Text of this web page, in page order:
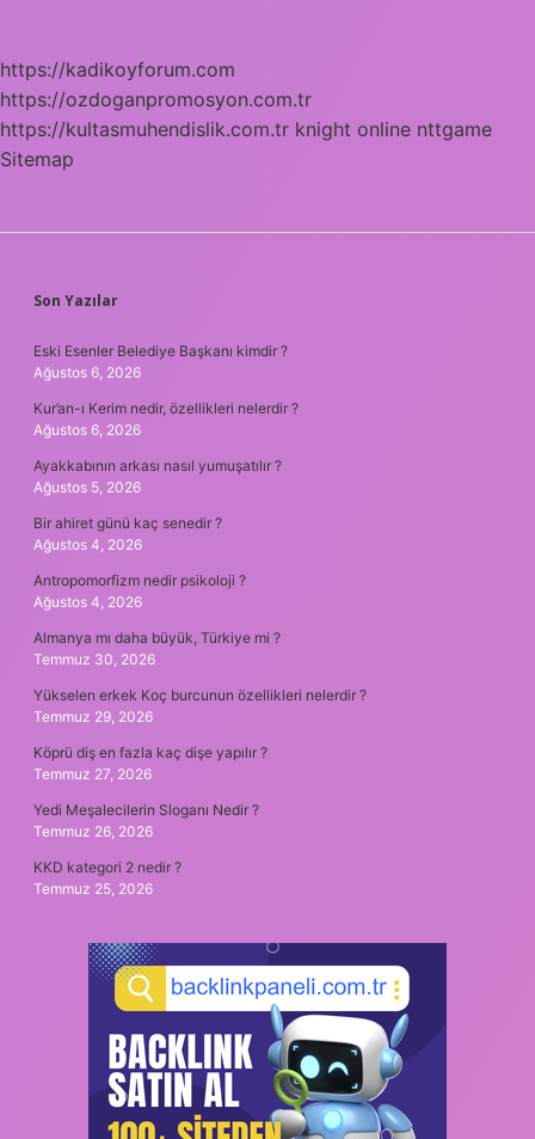
https://kadikoyforum.com
https://ozdoganpromosyon.com.tr
https://kultasmuhendislik.com.tr knight online nttgame
Sitemap
SIDEBAR
Son Yazılar
Eski Esenler Belediye Başkanı kimdir ?
Ağustos 6, 2026
Kur’an-ı Kerim nedir, özellikleri nelerdir ?
Ağustos 6, 2026
Ayakkabının arkası nasıl yumuşatılır ?
Ağustos 5, 2026
Bir ahiret günü kaç senedir ?
Ağustos 4, 2026
Antropomorfizm nedir psikoloji ?
Ağustos 4, 2026
Almanya mı daha büyük, Türkiye mi ?
Temmuz 30, 2026
Yükselen erkek Koç burcunun özellikleri nelerdir ?
Temmuz 29, 2026
Köprü diş en fazla kaç dişe yapılır ?
Temmuz 27, 2026
Yedi Meşalecilerin Sloganı Nedir ?
Temmuz 26, 2026
KKD kategori 2 nedir ?
Temmuz 25, 2026